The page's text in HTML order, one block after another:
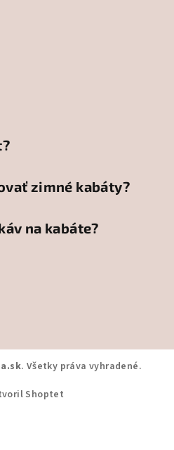
zimné kabáty?
na kabáte?
. Všetky práva vyhradené.
Shoptet